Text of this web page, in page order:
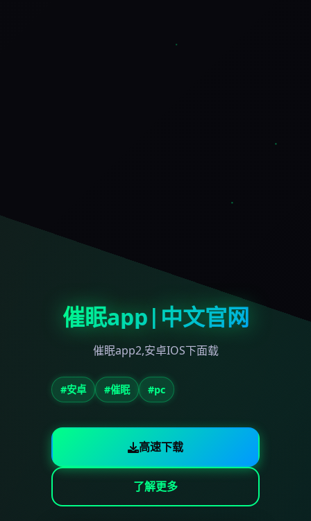
催眠app|中文官网
催眠app2,安卓IOS下面载
#安卓 #催眠 #pc
高速下载
了解更多